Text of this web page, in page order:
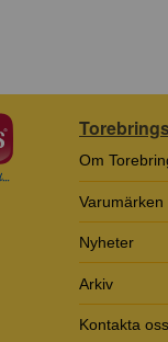
Om
Varumärken
Nyheter
Arkiv
Kontakta